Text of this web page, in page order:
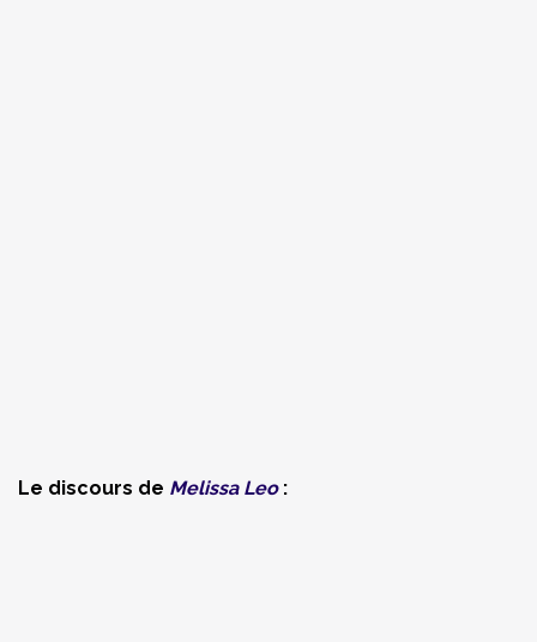
Le discours de Melissa Leo: